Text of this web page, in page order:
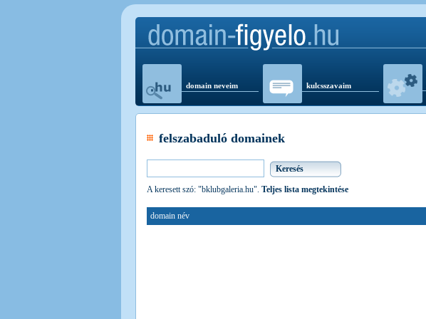
domain neveim kulcsszavaim
felszabaduló domainek
A keresett szó: "bklubgaleria.hu". Teljes lista megtekintése
domain név